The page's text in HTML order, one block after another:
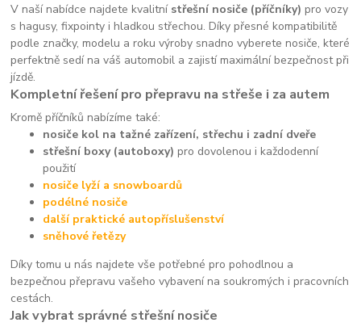
V naší nabídce najdete kvalitní střešní nosiče (příčníky) pro vozy
s hagusy, fixpointy i hladkou střechou. Díky přesné kompatibilitě
podle značky, modelu a roku výroby snadno vyberete nosiče, které
perfektně sedí na váš automobil a zajistí maximální bezpečnost při
jízdě.
Kompletní řešení pro přepravu na střeše i za autem
Kromě příčníků nabízíme také:
nosiče kol na tažné zařízení, střechu i zadní dveře
střešní boxy (autoboxy) pro dovolenou i každodenní
použití
nosiče lyží a snowboardů
podélné nosiče
další praktické autopříslušenství
sněhové řetězy
Díky tomu u nás najdete vše potřebné pro pohodlnou a
bezpečnou přepravu vašeho vybavení na soukromých i pracovních
cestách.
Jak vybrat správné střešní nosiče